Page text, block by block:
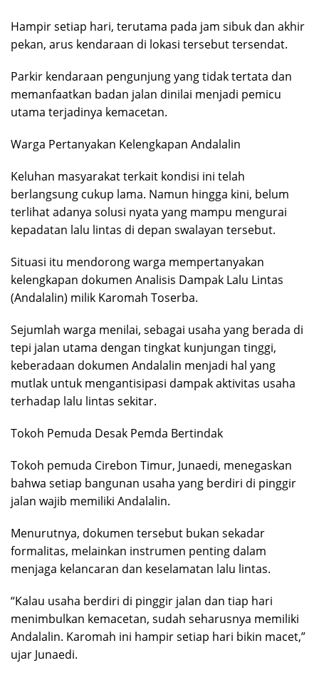
Hampir setiap hari, terutama pada jam sibuk dan akhir
pekan, arus kendaraan di lokasi tersebut tersendat.
Parkir kendaraan pengunjung yang tidak tertata dan
memanfaatkan badan jalan dinilai menjadi pemicu
utama terjadinya kemacetan.
Warga Pertanyakan Kelengkapan Andalalin
Keluhan masyarakat terkait kondisi ini telah
berlangsung cukup lama. Namun hingga kini, belum
terlihat adanya solusi nyata yang mampu mengurai
kepadatan lalu lintas di depan swalayan tersebut.
Situasi itu mendorong warga mempertanyakan
kelengkapan dokumen Analisis Dampak Lalu Lintas
(Andalalin) milik Karomah Toserba.
Sejumlah warga menilai, sebagai usaha yang berada di
tepi jalan utama dengan tingkat kunjungan tinggi,
keberadaan dokumen Andalalin menjadi hal yang
mutlak untuk mengantisipasi dampak aktivitas usaha
terhadap lalu lintas sekitar.
Tokoh Pemuda Desak Pemda Bertindak
Tokoh pemuda Cirebon Timur, Junaedi, menegaskan
bahwa setiap bangunan usaha yang berdiri di pinggir
jalan wajib memiliki Andalalin.
Menurutnya, dokumen tersebut bukan sekadar
formalitas, melainkan instrumen penting dalam
menjaga kelancaran dan keselamatan lalu lintas.
“Kalau usaha berdiri di pinggir jalan dan tiap hari
menimbulkan kemacetan, sudah seharusnya memiliki
Andalalin. Karomah ini hampir setiap hari bikin macet,”
ujar Junaedi.